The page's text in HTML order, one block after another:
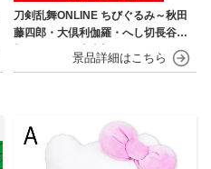
刀剣乱舞ONLINE ちびぐるみ～秋田
藤四郎・大倶利伽羅・へし切長谷
部・獅子王・火車切～